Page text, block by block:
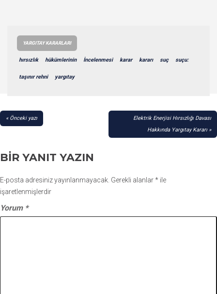
YARGITAY KARARLARI
hırsızlık hükümlerinin İncelenmesi karar kararı suç suçu:
taşınır rehni yargıtay
YAZI
Önceki yazı
Elektrik Enerjisi Hırsızlığı Davası
Hakkında Yargıtay Kararı
BIR YANIT YAZIN
E-posta adresiniz yayınlanmayacak. Gerekli alanlar* ile
işaretlenmişlerdir
Yorum *